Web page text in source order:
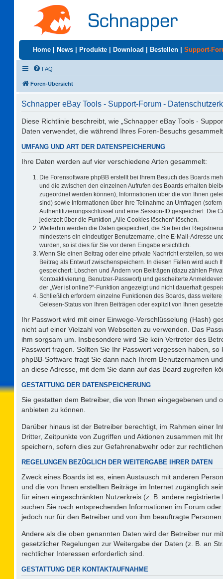
Home News Produkte Download Bestellen Support-
FAQ
Foren-Übersicht
Schnapper eBay Tools - Support-Forum -
Diese Richtlinie beschreibt, wie „Schnapper eBay Tools -
Daten verwendet, die während Ihres Foren-Besuchs
UMFANG UND ART DER DATENSPEICHERUNG
Ihre Daten werden auf vier verschiedene Arten gesammelt:
Die Forensoftware phpBB erstellt bei Ihrem Besuch des Boards
und die zwischen den einzelnen Aufrufen des Boards erhalten
zugeordnet werden können), Informationen über die von Ihnen
sind) sowie Informationen über Ihre Teilnahme an Umfragen
Authentifizierungsschlüssel und eine Session-ID gespeichert. Die
jederzeit über die Funktion „Alle Cookies löschen“ löschen.
Weiterhin werden die Daten gespeichert, die Sie bei der
mindestens ein eindeutiger Benutzername, eine E-Mail-Adresse
wurden, so ist dies für Sie vor deren Eingabe ersichtlich.
Wenn Sie einen Beitrag oder eine private Nachricht erstellen, so
Beitrag als Entwurf zwischenspeichern. In diesen Fällen wird
gespeichert: Löschen und Ändern von Beiträgen (dazu zählen
Kontoaktivierung, Benutzer-Passwort) und gescheiterte
der „Wer ist online?“-Funktion angezeigt und nicht dauerhaft
Schließlich erfordern einzelne Funktionen des Boards, dass
Gelesen-Status von Ihren Beiträgen oder explizit von Ihnen
Ihr Passwort wird mit einer Einwege-Verschlüsselung (Hash)
nicht auf einer Vielzahl von Webseiten zu verwenden. Das
ihm sorgsam um. Insbesondere wird Sie kein Vertreter des
Passwort fragen. Sollten Sie Ihr Passwort vergessen haben,
phpBB-Software fragt Sie dann nach Ihrem Benutzernamen
an diese Adresse, mit dem Sie dann auf das Board zugreifen
GESTATTUNG DER DATENSPEICHERUNG
Sie gestatten dem Betreiber, die von Ihnen eingegebenen
anbieten zu können.
Darüber hinaus ist der Betreiber berechtigt, im Rahmen einer
Dritter, Zeitpunkte von Zugriffen und Aktionen zusammen mit
speichern, sofern dies zur Gefahrenabwehr oder zur
REGELUNGEN BEZÜGLICH DER WEITERGABE IHRER DATEN
Zweck eines Boards ist es, einen Austausch mit anderen
und die von Ihnen erstellten Beiträge im Internet zugänglich
für einen eingeschränkten Nutzerkreis (z. B. andere
suchen Sie nach entsprechenden Informationen im Forum
jedoch nur für den Betreiber und von ihm beauftragte
Andere als die oben genannten Daten wird der Betreiber nur
gesetzlicher Regelungen zur Weitergabe der Daten (z. B. an
rechtlicher Interessen erforderlich sind.
GESTATTUNG DER KONTAKTAUFNAHME